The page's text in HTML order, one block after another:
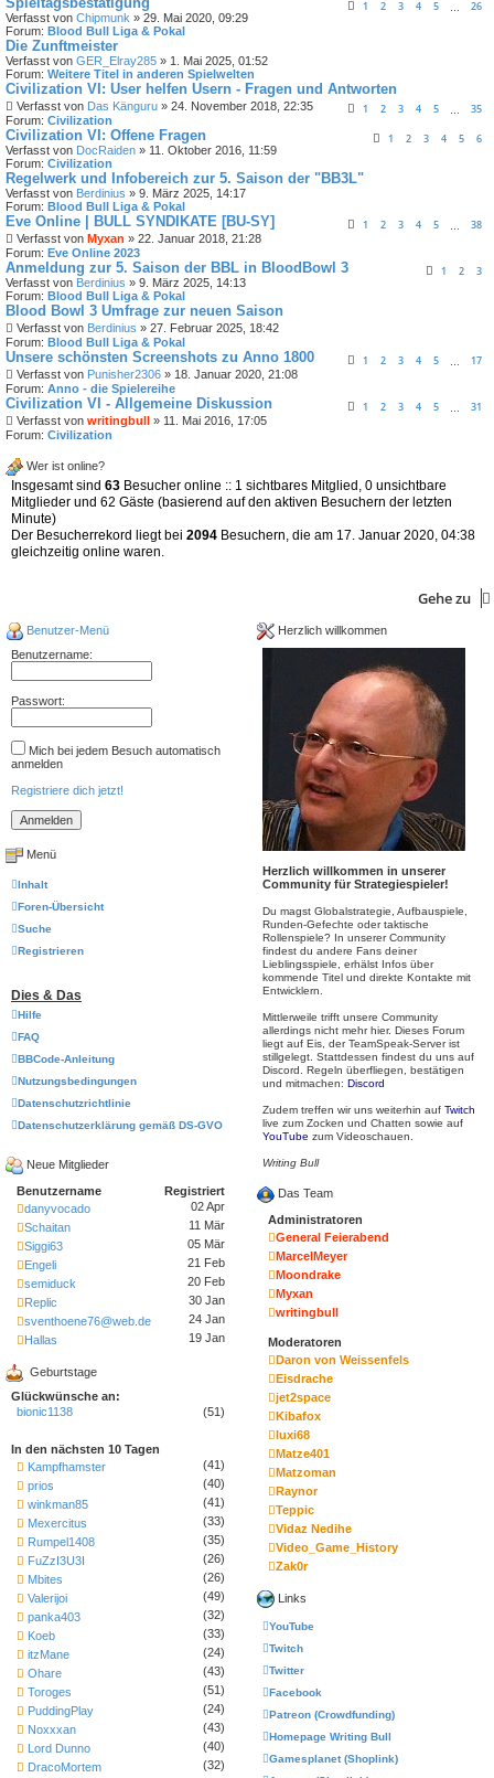
1 2 3 4 5 … 26
Verfasst von Chipmunk » 29. Mai 2020, 09:29
Forum: Blood Bull Liga & Pokal
Die Zunftmeister
Verfasst von GER_Elray285 » 1. Mai 2025, 01:52
Forum: Weitere Titel in anderen Spielwelten
Civilization VI: User helfen Usern - Fragen und Antworten
1 2 3 4 5 … 35
Verfasst von Das Känguru » 24. November 2018, 22:35
Forum: Civilization
Civilization VI: Offene Fragen 1 2 3 4 5 6
Verfasst von DocRaiden » 11. Oktober 2016, 11:59
Forum: Civilization
Regelwerk und Infobereich zur 5. Saison der "BB3L"
Verfasst von Berdinius » 9. März 2025, 14:17
Forum: Blood Bull Liga & Pokal
Eve Online | BULL SYNDIKATE [BU-SY] 1 2 3 4 5 … 38
Verfasst von Myxan » 22. Januar 2018, 21:28
Forum: Eve Online 2023
Anmeldung zur 5. Saison der BBL in BloodBowl 3 1 2 3
Verfasst von Berdinius » 9. März 2025, 14:13
Forum: Blood Bull Liga & Pokal
Blood Bowl 3 Umfrage zur neuen Saison
Verfasst von Berdinius » 27. Februar 2025, 18:42
Forum: Blood Bull Liga & Pokal
Unsere schönsten Screenshots zu Anno 1800 1 2 3 4 5 … 17
Verfasst von Punisher2306 » 18. Januar 2020, 21:08
Forum: Anno - die Spielereihe
Civilization VI - Allgemeine Diskussion 1 2 3 4 5 … 31
Verfasst von writingbull » 11. Mai 2016, 17:05
Forum: Civilization
Wer ist online?
Insgesamt sind 63 Besucher online :: 1 sichtbares Mitglied, 0 unsichtbare
Mitglieder und 62 Gäste (basierend auf den aktiven Besuchern der letzten
Minute)
Der Besucherrekord liegt bei 2094 Besuchern, die am 17. Januar 2020, 04:38
gleichzeitig online waren.
Gehe zu
Benutzer-Menü
Benutzername:
Passwort:
Mich bei jedem Besuch automatisch
anmelden
Registriere dich jetzt!
Menü
Inhalt
Foren-Übersicht
Suche
Registrieren
Dies & Das
Hilfe
FAQ
BBCode-Anleitung
Nutzungsbedingungen
Datenschutzrichtlinie
Datenschutzerklärung gemäß DS-GVO
Neue Mitglieder
Benutzername
Registriert
danyvocado
02 Apr
Schaitan
11 Mär
Siggi63
05 Mär
Engeli
21 Feb
semiduck
20 Feb
Replic
30 Jan
sventhoene76@web.de
24 Jan
Hallas
19 Jan
Geburtstage
Glückwünsche an:
bionic1138
(51)
In den nächsten 10 Tagen
Kampfhamster
(41)
prios
(40)
winkman85
(41)
Mexercitus
(33)
Rumpel1408
(35)
FuZzI3U3I
(26)
Mbites
(26)
Valerijoi
(49)
panka403
(32)
Koeb
(33)
itzMane
(24)
Ohare
(43)
Toroges
(51)
PuddingPlay
(24)
Noxxxan
(43)
Lord Dunno
(40)
DracoMortem
(32)
Herzlich willkommen
Herzlich willkommen in unserer
Community für Strategiespieler!
Du magst Globalstrategie, Aufbauspiele,
Runden-Gefechte oder taktische
Rollenspiele? In unserer Community
findest du andere Fans deiner
Lieblingsspiele, erhälst Infos über
kommende Titel und direkte Kontakte mit
Entwicklern.
Mittlerweile trifft unsere Community
allerdings nicht mehr hier. Dieses Forum
liegt auf Eis, der TeamSpeak-Server ist
stillgelegt. Stattdessen findest du uns auf
Discord. Regeln überfliegen, bestätigen
und mitmachen:Discord
Zudem treffen wir uns weiterhin aufTwitch
live zum Zocken und Chatten sowie auf
YouTube zum Videoschauen.
Writing Bull
Das Team
Administratoren
General Feierabend
MarcelMeyer
Moondrake
Myxan
writingbull
Moderatoren
Daron von Weissenfels
Eisdrache
jet2space
Kibafox
luxi68
Matze401
Matzoman
Raynor
Teppic
Vidaz Nedihe
Video_Game_History
Zak0r
Links
YouTube
Twitch
Twitter
Facebook
Patreon (Crowdfunding)
Homepage Writing Bull
Gamesplanet (Shoplink)